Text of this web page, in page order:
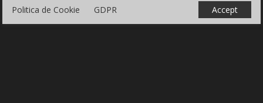
Politica de Cookie GDPR Accept